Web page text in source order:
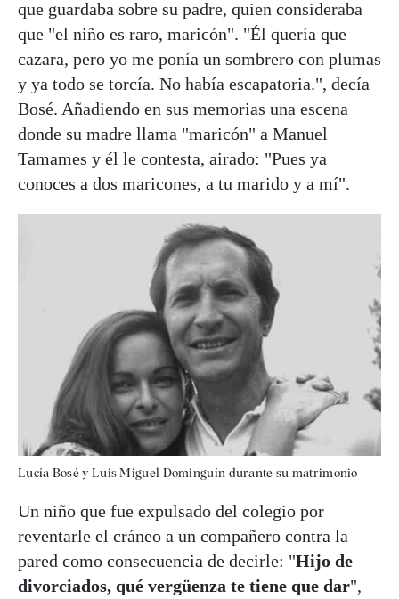
que guardaba sobre su padre, quien consideraba
que "el niño es raro, maricón". "Él quería que
cazara, pero yo me ponía un sombrero con plumas
y ya todo se torcía. No había escapatoria.", decía
Bosé. Añadiendo en sus memorias una escena
donde su madre llama "maricón" a Manuel
Tamames y él le contesta, airado: "Pues ya
conoces a dos maricones, a tu marido y a mí".
Lucía Bosé y Luis Miguel Dominguín durante su matrimonio
Un niño que fue expulsado del colegio por
reventarle el cráneo a un compañero contra la
pared como consecuencia de decirle: "Hijo de
divorciados, qué vergüenza te tiene que dar",